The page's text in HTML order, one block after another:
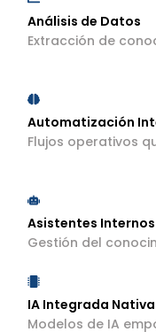
Análisis de Datos
Extracción de
Automatización
Flujos operativos
Asistentes Internos
Gestión del
IA Integrada
Modelos de IA